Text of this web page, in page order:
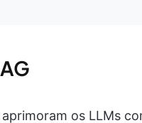
aprimoram os LLMs